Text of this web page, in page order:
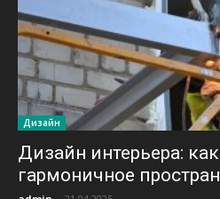
Дизайн
Дизайн интерьера:
гармоничное